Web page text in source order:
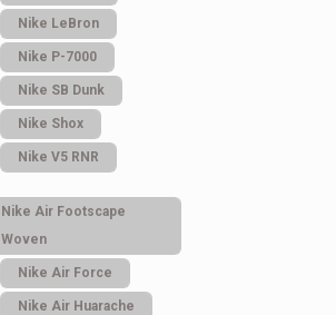
Nike LeBron
Nike P-7000
Nike SB Dunk
Nike Shox
Nike V5 RNR
Nike Air Footscape
Woven
Nike Air Force
Nike Air Huarache